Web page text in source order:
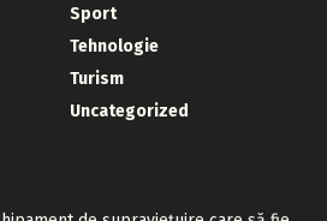
Sport
Tehnologie
Turism
Uncategorized